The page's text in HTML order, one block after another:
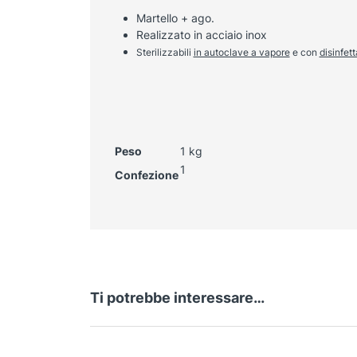
Martello + ago.
Realizzato in acciaio inox
Sterilizzabili in autoclave a vaporee con
Peso
1 kg
Confezione 1
Ti potrebbe interessare…